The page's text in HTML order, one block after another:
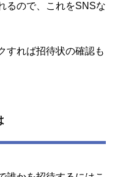
るので、これをSNSな
すれば招待状の確認も